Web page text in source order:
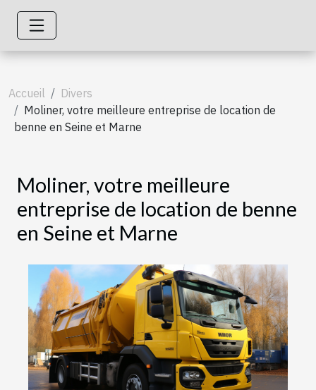
Accueil
Divers
Moliner, votre meilleure entreprise de location de
benne en Seine et Marne
Moliner, votre meilleure
entreprise de location de benne
en Seine et Marne